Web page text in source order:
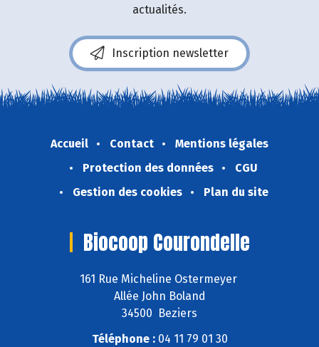
actualités.
Inscription newsletter
Accueil Contact
Mentions légales
Protection des données
CGU
Gestion des cookies
Plan du site
Biocoop Courondelle
161 Rue Micheline Ostermeyer
Allée John Boland
34500 Beziers
Téléphone :04 11 79 01 30